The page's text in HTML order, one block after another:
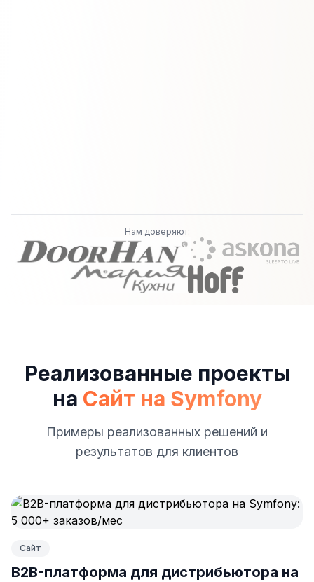
Нам доверяют:
Реализованные проекты
на Сайт на Symfony
Примеры реализованных решений и
результатов для клиентов
Сайт
B2B-платформа для дистрибьютора на